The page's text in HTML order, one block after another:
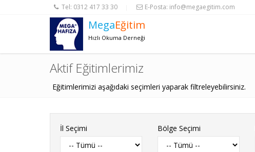
Tel: 0312 417 33 30 E-Posta: info@megaegitim.com
MegaEğitim
Hızlı Okuma Derneği
Aktif Eğitimlerimiz
Eğitimlerimizi aşağıdaki seçimleri yaparak filtreleyebilirsiniz.
İl Seçimi Bölge Seçimi